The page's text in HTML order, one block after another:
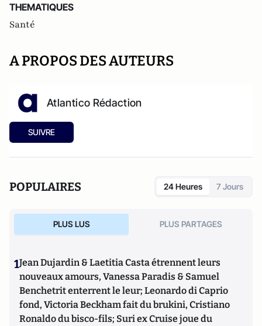
THEMATIQUES
Santé
A PROPOS DES AUTEURS
Atlantico Rédaction
SUIVRE
POPULAIRES 24 Heures 7 Jours
PLUS LUS PLUS PARTAGES
1Jean Dujardin & Laetitia Casta étrennent leurs
nouveaux amours, Vanessa Paradis & Samuel
Benchetrit enterrent le leur; Leonardo di Caprio
fond, Victoria Beckham fait du brukini, Cristiano
Ronaldo du bisco-fils; Suri ex Cruise joue du